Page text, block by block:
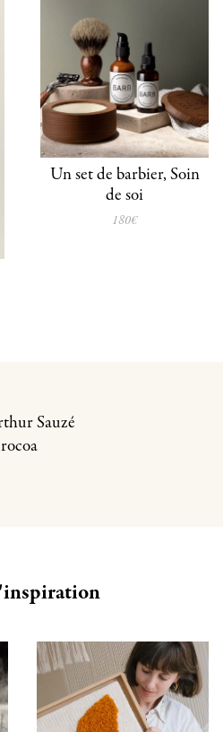
Un set de barbier, Soin
de soi
180€
Sauzé